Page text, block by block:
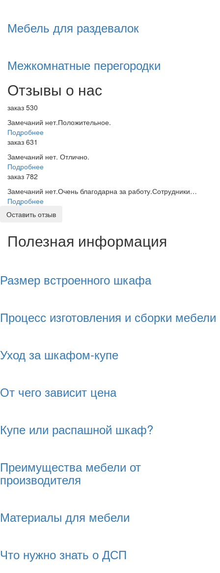
Мебель для раздевалок
Межкомнатные перегородки
Отзывы о нас
заказ 530
Замечаний нет.Положительное.
Подробнее
заказ 631
Замечаний нет. Отлично.
Подробнее
заказ 782
Замечаний нет.Очень благодарна за работу.Сотрудники…
Подробнее
Оставить отзыв
Полезная информация
Размер встроенного шкафа
Процесс изготовления и сборки мебели
Уход за шкафом-купе
От чего зависит цена
Купе или распашной шкаф?
Преимущества мебели от
производителя
Материалы для мебели
Что нужно знать о ДСП